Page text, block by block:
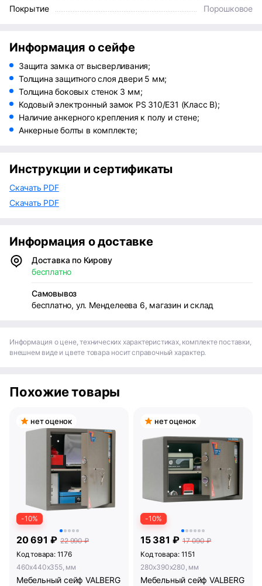
Покрытие
Порошковое
Информация о сейфе
Защита замка от высверливания;
Толщина защитного слоя двери 5 мм;
Толщина боковых стенок 3 мм;
Кодовый электронный замок PS 310/Е31 (Класс В);
Наличие анкерного крепления к полу и стене;
Анкерные болты в комплекте;
Инструкции и сертификаты
Скачать PDF
Скачать PDF
Информация о доставке
Доставка по Кирову
бесплатно
Самовывоз
бесплатно, ул. Менделеева 6, магазин и склад
Информация о цене, технических характеристиках, комплекте поставки,
внешнем виде и цвете товара носит справочный характер.
Похожие товары
нет оценок
-10%
20 691 ₽ 22 990 ₽
Код товара: 1176
460x440x355, мм
Мебельный сейф VALBERG
нет оценок
-10%
15 381 ₽ 17 090 ₽
Код товара: 1151
280x390x280, мм
Мебельный сейф VALBERG